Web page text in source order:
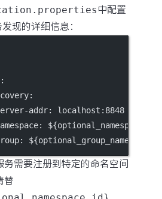
中配置
现的详细信息：
:
:
addr: localhost:8848
: ${optional_namespace_id}
: ${optional_group_name}
务需要注册到特定的命名空间
替